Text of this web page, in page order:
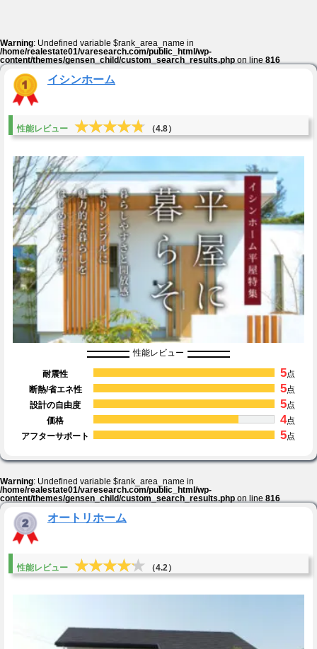
Warning: Undefined variable $rank_area_name in
/home/realestate01/varesearch.com/public_html/wp-
content/themes/gensen_child/custom_search_results.phpon line816
イシンホーム
性能レビュー ★★★★★
★★★★★ （4.8）
性能レビュー
耐震性 5点
断熱/省エネ性
5点
設計の自由度
5点
価格
4点
アフターサポート
5点
Warning: Undefined variable $rank_area_name in
/home/realestate01/varesearch.com/public_html/wp-
content/themes/gensen_child/custom_search_results.phpon line816
オートリホーム
性能レビュー ★★★★★
★★★★★ （4.2）